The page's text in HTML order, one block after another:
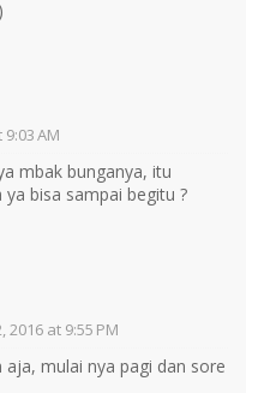
AM
mbak bunganya, itu
bisa sampai begitu ?
2016 at 9:55 PM
mulai nya pagi dan sore